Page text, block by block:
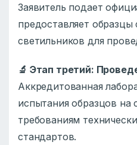
Заявитель подает
предоставляет
светильников для
🔬 Этап третий:
Аккредитованная
испытания образцов на
требованиям
стандартов.